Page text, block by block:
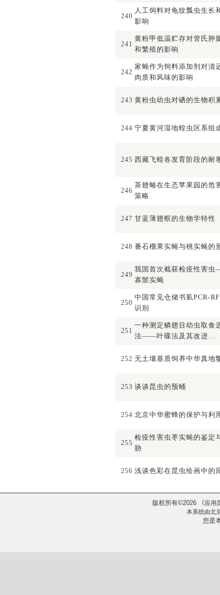
240
人工饲料对龟纹瓢虫生长
影响
241
黄粉甲低温贮存对管氏肿
和繁殖的影响
242
家蝇作为饲料添加剂对清
肉质和风味的影响
243 黄粉虫幼虫对硒的生物积
244 宁夏黄河湿地蝗虫区系组
245 西藏飞蝗各发育阶段的耐
246
茶翅蝽在生态苹果园的危
策略
247 甘蓝薄翅螟的生物学特性
248 番石榴果实蝇与桃实蝇的
249
我国首次截获检疫性害
寡鬃实蝇
250
中国常见仓储书虱PCR-
识别
251
一种测定鳞翅目幼虫取食
法——叶碟法及其改进...
252 无土壤基质饲养中华真地
253 谈谈昆虫的预蛹
254 北京中华蜜蜂的保护与利
255
检疫性害虫枣实蝇的鉴定
胁
256 浅谈色彩在昆虫绘画中的
版权所有©2026 《应用
本系统由北
您是